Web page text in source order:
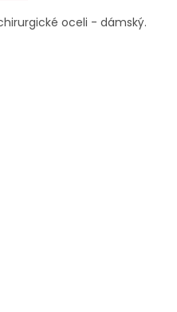
oceli - dámský.